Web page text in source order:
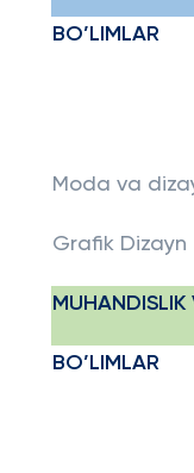
BO’LIMLAR
Moda va
Grafik Dizayn
MUHANDISLIK
BO’LIMLAR